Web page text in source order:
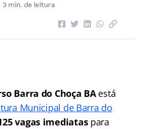
3 min. de leitura
Barra do Choça BAestá
Municipal de Barra do
vagas imediataspara